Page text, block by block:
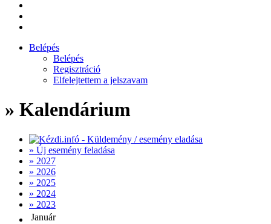
Belépés
Belépés
Regisztráció
Elfelejtettem a jelszavam
» Kalendárium
» Új esemény feladása
» 2027
» 2026
» 2025
» 2024
» 2023
Január